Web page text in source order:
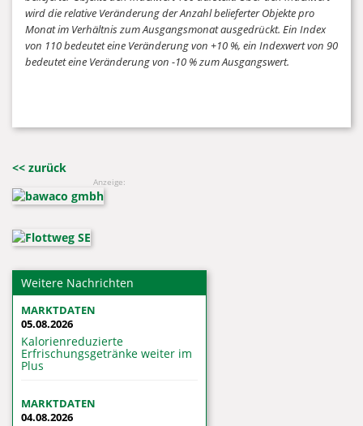
wird die relative Veränderung der Anzahl belieferter Objekte pro
Monat im Verhältnis zum Ausgangsmonat ausgedrückt. Ein Index
von 110 bedeutet eine Veränderung von +10 %, ein Indexwert von 90
bedeutet eine Veränderung von -10 % zum Ausgangswert.
<< zurück
Anzeige:
Weitere Nachrichten
MARKTDATEN
05.08.2026
Kalorienreduzierte
Erfrischungsgetränke weiter im
Plus
MARKTDATEN
04.08.2026